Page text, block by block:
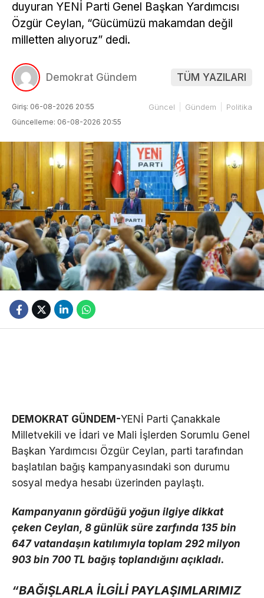
duyuran YENİ Parti Genel Başkan Yardımcısı
Özgür Ceylan, “Gücümüzü makamdan değil
milletten alıyoruz” dedi.
Demokrat Gündem TÜM YAZILARI
Giriş: 06-08-2026 20:55
Güncelleme: 06-08-2026 20:55
Güncel Gündem Politika
DEMOKRAT GÜNDEM-YENİ Parti Çanakkale
Milletvekili ve İdari ve Mali İşlerden Sorumlu Genel
Başkan Yardımcısı Özgür Ceylan, parti tarafından
başlatılan bağış kampanyasındaki son durumu
sosyal medya hesabı üzerinden paylaştı.
Kampanyanın gördüğü yoğun ilgiye dikkat
çeken Ceylan, 8 günlük süre zarfında 135 bin
647 vatandaşın katılımıyla toplam 292 milyon
903 bin 700 TL bağış toplandığını açıkladı.
“BAĞIŞLARLA İLGİLİ PAYLAŞIMLARIMIZ